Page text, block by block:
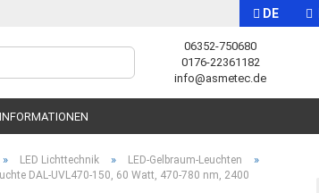
DE
Sprache auswählen
06352-750680
0176-22361182
info@asmetec.de
» LED Lichttechnik » LED-Gelbraum-Leuchten »
DAL-UVL470-150, 60 Watt, 470-780 nm, 2400